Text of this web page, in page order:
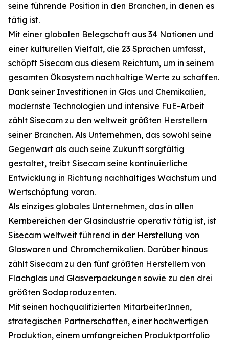
seine führende Position in den Branchen, in denen es
tätig ist.
Mit einer globalen Belegschaft aus 34 Nationen und
einer kulturellen Vielfalt, die 23 Sprachen umfasst,
schöpft Sisecam aus diesem Reichtum, um in seinem
gesamten Ökosystem nachhaltige Werte zu schaffen.
Dank seiner Investitionen in Glas und Chemikalien,
modernste Technologien und intensive FuE-Arbeit
zählt Sisecam zu den weltweit größten Herstellern
seiner Branchen. Als Unternehmen, das sowohl seine
Gegenwart als auch seine Zukunft sorgfältig
gestaltet, treibt Sisecam seine kontinuierliche
Entwicklung in Richtung nachhaltiges Wachstum und
Wertschöpfung voran.
Als einziges globales Unternehmen, das in allen
Kernbereichen der Glasindustrie operativ tätig ist, ist
Sisecam weltweit führend in der Herstellung von
Glaswaren und Chromchemikalien. Darüber hinaus
zählt Sisecam zu den fünf größten Herstellern von
Flachglas und Glasverpackungen sowie zu den drei
größten Sodaproduzenten.
Mit seinen hochqualifizierten MitarbeiterInnen,
strategischen Partnerschaften, einer hochwertigen
Produktion, einem umfangreichen Produktportfolio